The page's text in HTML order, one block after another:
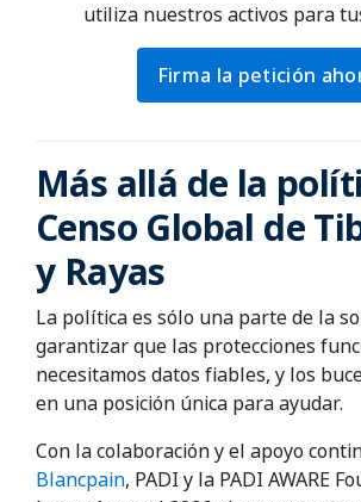
utiliza nuestros activos para
Firma la petición
Más allá de la
Censo Global de
y Rayas
La política es sólo una parte de la
garantizar que las protecciones
necesitamos datos fiables, y los
en una posición única para ayudar.
Con la colaboración y el apoyo
Blancpain, PADI y la PADI AWARE